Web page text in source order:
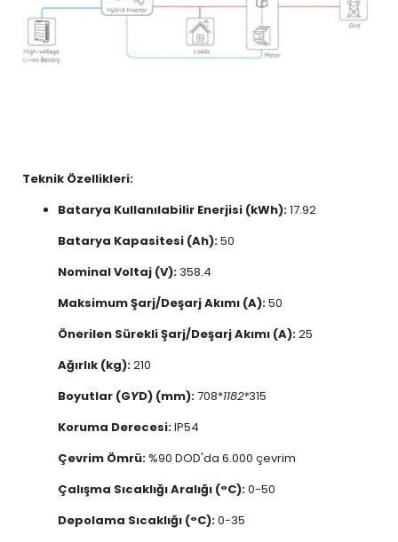
Teknik Özellikleri:
Batarya Kullanılabilir Enerjisi (kWh):17.92
Batarya Kapasitesi (Ah):50
Nominal Voltaj (V):358.4
Maksimum Şarj/Deşarj Akımı (A):50
Önerilen Sürekli Şarj/Deşarj Akımı (A):25
Ağırlık (kg):210
Boyutlar (GYD) (mm):708*1182*315
Koruma Derecesi:IP54
Çevrim Ömrü: %90 DOD'da 6.000 çevrim
Çalışma Sıcaklığı Aralığı (°C):0-50
Depolama Sıcaklığı (°C):0-35